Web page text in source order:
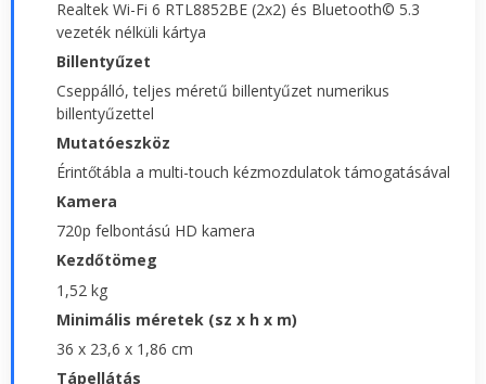
Realtek Wi-Fi 6 RTL8852BE (2x2) és Bluetooth© 5.3
vezeték nélküli kártya
Billentyűzet
Cseppálló, teljes méretű billentyűzet numerikus
billentyűzettel
Mutatóeszköz
Érintőtábla a multi-touch kézmozdulatok támogatásával
Kamera
720p felbontású HD kamera
Kezdőtömeg
1,52 kg
Minimális méretek (sz x h x m)
36 x 23,6 x 1,86 cm
Tápellátás